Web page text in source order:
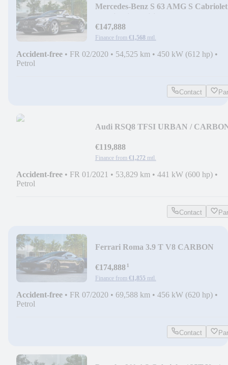
Mercedes-Benz S 63 AMG S Cabriolet
€147,888
Finance from €1,568 mtl.
Accident-free • FR 02/2020 • 54,525 km • 450 kW (612 hp) •
Petrol
Contact
Audi RSQ8 TFSI URBAN /
€119,888
Finance from €1,272 mtl.
Accident-free • FR 01/2021 • 53,829 km • 441 kW (600 hp) •
Petrol
Contact
Ferrari Roma 3.9 T V8 CARBON
€174,888¹
Finance from €1,855 mtl.
Accident-free • FR 07/2020 • 69,588 km • 456 kW (620 hp) •
Petrol
Contact